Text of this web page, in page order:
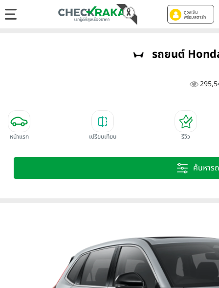
ดูวงเงิน
พร้อมสตาร์ท
รถยนต์
หน้าแรก เปรียบเทียบ รีวิว
ค้นหาร